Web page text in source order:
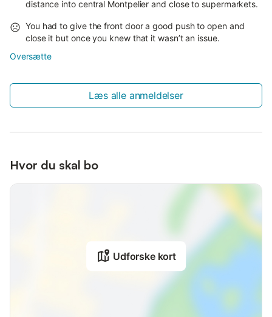
distance into central Montpelier and close to supermarkets.
You had to give the front door a good push to open and
close it but once you knew that it wasn’t an issue.
Oversætte
Læs alle anmeldelser
Hvor du skal bo
Udforske kort